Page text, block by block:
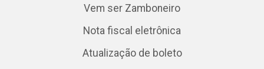
Vem ser Zamboneiro
Nota fiscal eletrônica
Atualização de boleto